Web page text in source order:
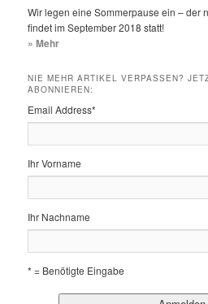
Wir legen eine Sommerpause ein – der
findet im September 2018 statt!
» Mehr
NIE MEHR ARTIKEL VERPASSEN?
ABONNIEREN:
Email Address*
Ihr Vorname
Ihr Nachname
* = Benötigte Eingabe